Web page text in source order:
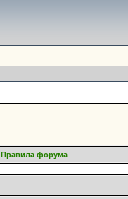
Правила форума